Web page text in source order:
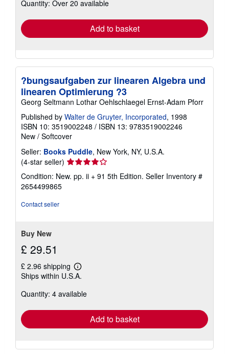
shipping
Quantity: Over 20 available
Add to basket
?bungsaufgaben zur linearen Algebra und
linearen Optimierung ?3
Georg Seltmann Lothar Oehlschlaegel Ernst-Adam Pforr
Published by Walter de Gruyter, Incorporated, 1998
ISBN 10: 3519002248 / ISBN 13: 9783519002246
New / Softcover
Seller: Books Puddle, New York, NY, U.S.A.
(4-star seller) Seller
4
Condition: New. pp. ii + 91 5th Edition. Seller Inventory #
2654499865
Contact seller
Buy New
£ 29.51
£ 2.96 shipping
Learn
more
shipping
Ships within U.S.A.
Quantity: 4 available
Add to basket